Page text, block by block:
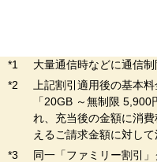
大量通信時などに通信制
上記割引適用後の基本
「20GB ～無制限
れ、充当後の金額に消
えるご請求金額に対して
同一「ファミリー割引